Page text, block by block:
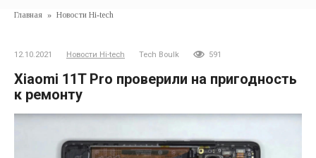
Главная » Новости Hi-tech
12.10.2021 Новости Hi-tech Tech Boulk 591
Xiaomi 11T Pro проверили на пригодность
к ремонту